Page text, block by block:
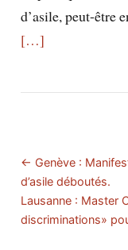
d’asile, peut-être
[…]
← Genève :
d’asile déboutés.
Lausanne : Master
discriminations»